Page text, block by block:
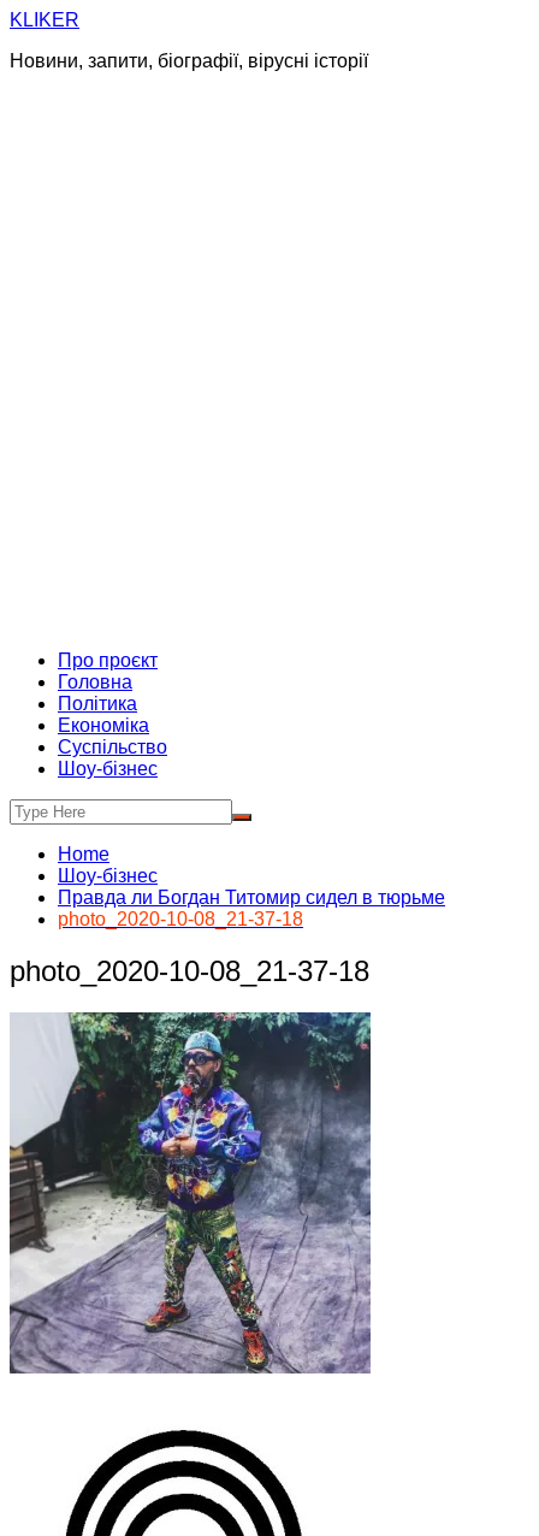
Skip
content
KLIKER
Новини, запити, біографії, вірусні історії
Про проєкт
Головна
Політика
Економіка
Суспільство
Шоу-бізнес
Home
Шоу-бізнес
Правда ли Богдан Титомир сидел в тюрьме
photo_2020-10-08_21-37-18
photo_2020-10-08_21-37-18